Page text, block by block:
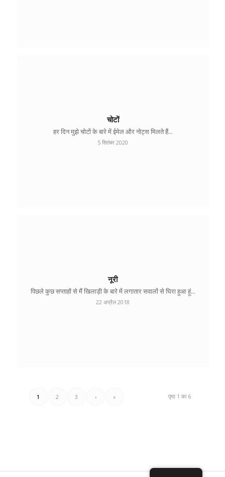
चोटों
हर दिन मुझे चोटों के बारे में ईमेल और नोट्स मिलते हैं...
5 सितंबर 2020
नूरी
पिछले कुछ सप्ताहों से मैं खिलाड़ी के बारे में लगातार सवालों से घिरा हुआ हूं...
22 अप्रैल 2018
पृष्ठ 1 का 6
1 2 3 › »